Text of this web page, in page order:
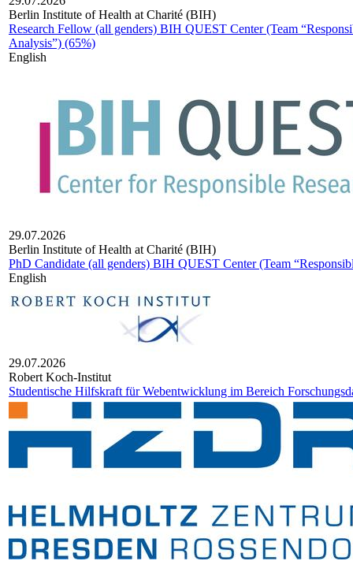
Berlin Institute of Health at Charité (BIH)
Research Fellow (all genders) BIH QUEST Center (Team
Analysis”) (65%)
English
29.07.2026
Berlin Institute of Health at Charité (BIH)
PhD Candidate (all genders) BIH QUEST Center (Team
English
29.07.2026
Robert Koch-Insti­tut
Studentische Hilfskraft für Webentwicklung im Bereich